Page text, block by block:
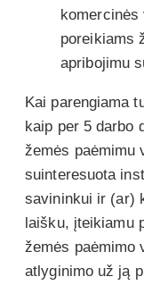
komercinės
poreikiams
apribojimu
Kai parengiama
kaip per 5 darbo
žemės paėmimu
suinteresuota
savininkui ir (ar)
laišku, įteikiamu
žemės paėmimo
atlyginimo už ją